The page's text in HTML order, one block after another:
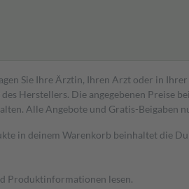
Sie Ihre Ärztin, Ihren Arzt oder in
Herstellers. Die angegebenen Preise
Alle Angebote und Gratis-Beigaben
in deinem Warenkorb beinhaltet die
Produktinformationen lesen.